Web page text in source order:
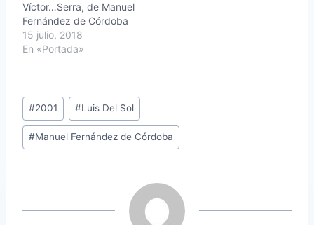
Víctor…Serra, de Manuel
Fernández de Córdoba
15 julio, 2018
En «Portada»
Etiquetas
de
la
#2001 #Luis Del Sol
#Manuel Fernández de Córdoba